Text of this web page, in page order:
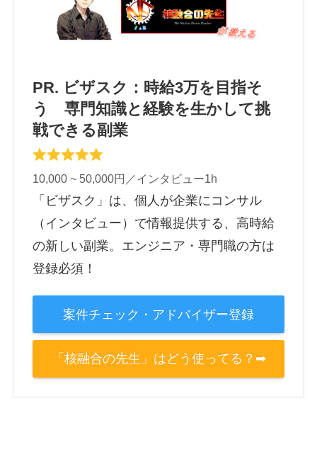
PR. ビザスク：時給3万を目指そ
う 専門知識と経験を生かして挑
戦できる副業
10,000 ~ 50,000円／インタビュー1h
「ビザスク」は、個人が企業にコンサル
（インタビュー）で情報提供する、高時給
の新しい副業。エンジニア・専門職の方は
登録必須！
案件チェック・アドバイザー登録
「核融合の先生」はどう使ってる？➡